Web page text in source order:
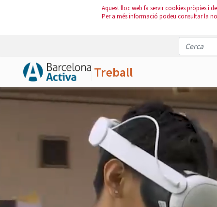
Aquest lloc web fa servir cookies pròpies i
Per a més informació podeu consultar la
Treball
Salta al contingut principal